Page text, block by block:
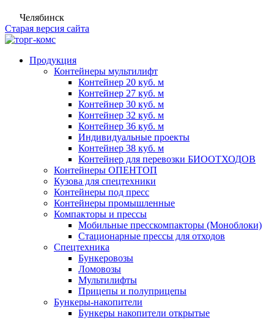
Челябинск
Старая версия сайта
Продукция
Контейнеры мультилифт
Контейнер 20 куб. м
Контейнер 27 куб. м
Контейнер 30 куб. м
Контейнер 32 куб. м
Контейнер 36 куб. м
Индивидуальные проекты
Контейнер 38 куб. м
Контейнер для перевозки БИООТХОДОВ
Контейнеры ОПЕНТОП
Кузова для спецтехники
Контейнеры под пресс
Контейнеры промышленные
Компакторы и прессы
Мобильные пресскомпакторы (Моноблоки)
Стационарные прессы для отходов
Спецтехника
Бункеровозы
Ломовозы
Мультилифты
Прицепы и полуприцепы
Бункеры-накопители
Бункеры накопители открытые